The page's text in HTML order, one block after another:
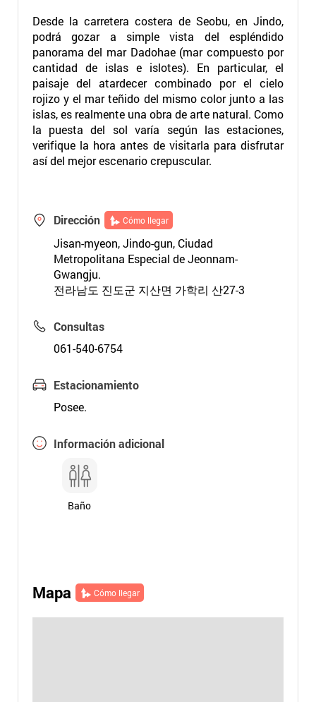
Desde la carretera costera de Seobu, en Jindo,
podrá gozar a simple vista del espléndido
panorama del mar Dadohae (mar compuesto por
cantidad de islas e islotes). En particular, el
paisaje del atardecer combinado por el cielo
rojizo y el mar teñido del mismo color junto a las
islas, es realmente una obra de arte natural. Como
la puesta del sol varía según las estaciones,
verifique la hora antes de visitarla para disfrutar
así del mejor escenario crepuscular.
Dirección Cómo llegar
Jisan-myeon, Jindo-gun, Ciudad
Metropolitana Especial de Jeonnam-
Gwangju.
전라남도 진도군 지산면 가학리 산27-3
Consultas
061-540-6754
Estacionamiento
Posee.
Información adicional
Baño
Mapa Cómo llegar